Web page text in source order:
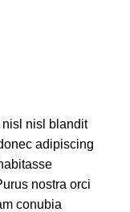
nisl blandit
adipiscing
nostra orci
conubia